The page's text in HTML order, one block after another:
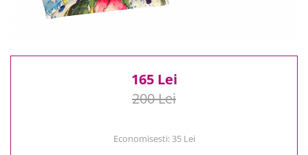
100 Lei - 200 Lei
165 Lei
200 Lei
Economisesti:35 Lei